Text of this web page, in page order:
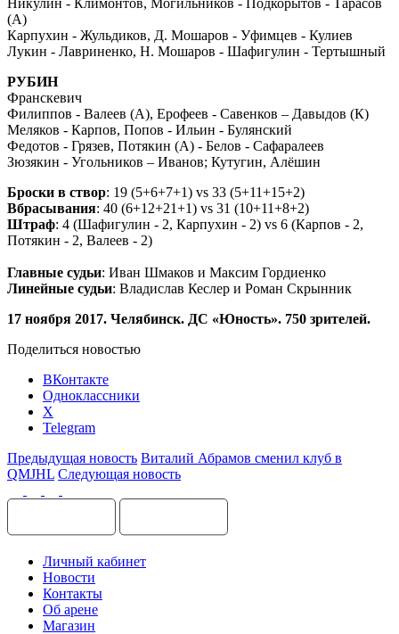
(А)
Карпухин - Жульдиков, Д. Мошаров - Уфимцев - Кулиев
Лукин - Лавриненко, Н. Мошаров - Шафигулин - Тертышный
РУБИН
Франскевич
Филиппов - Валеев (А), Ерофеев - Савенков – Давыдов (К)
Меляков - Карпов, Попов - Ильин - Булянский
Федотов - Грязев, Потякин (А) - Белов - Сафаралеев
Зюзякин - Угольников – Иванов; Кутугин, Алёшин
Броски в створ: 19 (5+6+7+1) vs 33 (5+11+15+2)
Вбрасывания: 40 (6+12+21+1) vs 31 (10+11+8+2)
Штраф: 4 (Шафигулин - 2, Карпухин - 2) vs 6 (Карпов - 2,
Потякин - 2, Валеев - 2)
Главные судьи: Иван Шмаков и Максим Гордиенко
Линейные судьи: Владислав Кеслер и Роман Скрынник
17 ноября 2017. Челябинск. ДС «Юность». 750 зрителей.
Поделиться новостью
ВКонтакте
Одноклассники
X
Telegram
Предыдущая новость Виталий Абрамов сменил клуб в
QMJHL Следующая новость
Личный кабинет
Новости
Контакты
Об арене
Магазин